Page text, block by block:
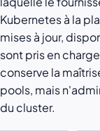
Kubernetes à la
mises à jour,
sont pris en
conserve la
pools, mais
du cluster.